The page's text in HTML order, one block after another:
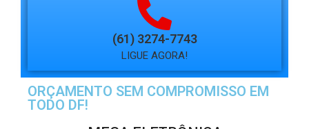
(61) 3274-7743
LIGUE AGORA!
ORÇAMENTO SEM COMPROMISSO EM
TODO DF!